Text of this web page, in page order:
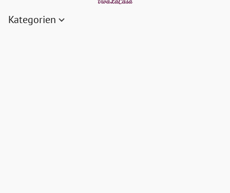
Kategorien